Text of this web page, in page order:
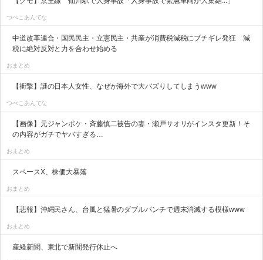
つべこあんてな
中道改革連合・国民民主・立憲民主・共産が消費税減税にブチギレ発狂 減
税に絶対反対と力を合わせ始める
おまとめ
【衝撃】謎の日本人女性、なぜか海外で大バズりしてしまうwww
つべこあんてな
【画像】元ジャンポケ・斉藤慎二被告の妻・瀬戸サオリがインスタ更新！そ
の内容がガチでヤバすぎる…
おまとめ
スペースX、株価大暴落
おまとめ
【悲報】沖縄民さん、台風と猛暑のダブルパンチで週末消滅する模様www
おまとめ
産経新聞、東北で新聞発行休止へ